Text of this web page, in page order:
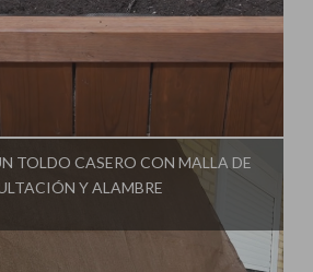
TOLDO CASERO CON MALLA DE
Y ALAMBRE